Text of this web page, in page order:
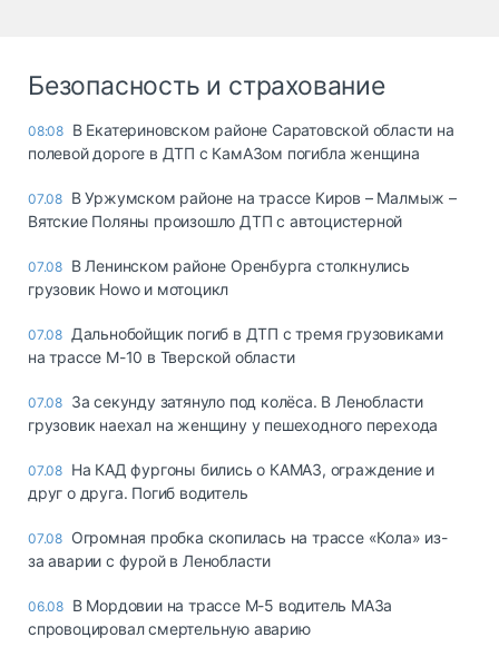
Безопасность и страхование
08:08 В Екатериновском районе Саратовской области на
полевой дороге в ДТП с КамАЗом погибла женщина
07.08 В Уржумском районе на трассе Киров – Малмыж –
Вятские Поляны произошло ДТП с автоцистерной
07.08 В Ленинском районе Оренбурга столкнулись
грузовик Howo и мотоцикл
07.08 Дальнобойщик погиб в ДТП с тремя грузовиками
на трассе М-10 в Тверской области
07.08 За секунду затянуло под колёса. В Ленобласти
грузовик наехал на женщину у пешеходного перехода
07.08 На КАД фургоны бились о КАМАЗ, ограждение и
друг о друга. Погиб водитель
07.08 Огромная пробка скопилась на трассе «Кола» из-
за аварии с фурой в Ленобласти
06.08 В Мордовии на трассе М-5 водитель МАЗа
спровоцировал смертельную аварию